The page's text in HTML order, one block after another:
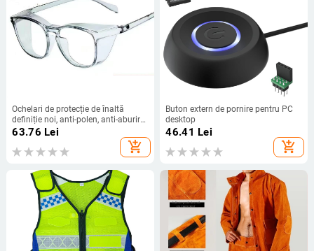
Ochelari de protecție de înaltă
definiție noi, anti-polen, anti-aburire,
anti-nisip, anti-praf, anti-stropire,
ochelari de protecție unisex pentru
ciclism în aer liber
63.76 Lei
add_shopping_cart
Buton extern de pornire pentru PC
desktop
46.41 Lei
add_shopping_cart